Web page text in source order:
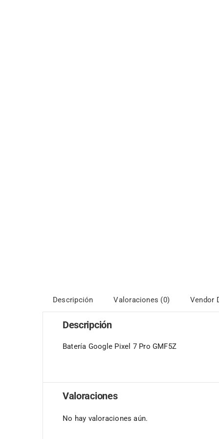
Descripción Valoraciones (0) Vendor
Descripción
Batería Google Pixel 7 Pro GMF5Z
Valoraciones
No hay valoraciones aún.